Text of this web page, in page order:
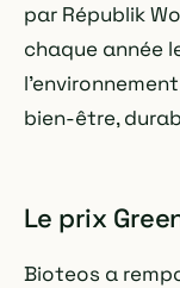
par Républik
chaque année
bien-être,
Le prix
Bioteos a